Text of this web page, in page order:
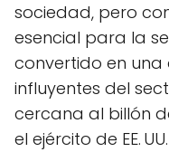
sociedad, pero
esencial para la
convertido en una
influyentes del
cercana al billón
el ejército de EE.